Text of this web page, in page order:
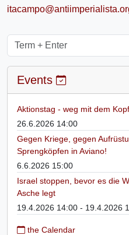
Events
Aktionstag - weg mit dem
26.6.2026 14:00
Gegen Kriege, gegen
Sprengköpfen in Aviano!
6.6.2026 15:00
Israel stoppen, bevor es die
Asche legt
19.4.2026 14:00 - 19.4.2026
the Calendar